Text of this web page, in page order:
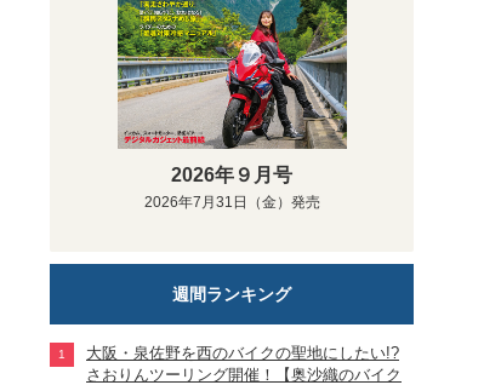
2026年９月号
2026年7月31日（金）発売
週間ランキング
大阪・泉佐野を西のバイクの聖地にしたい!?
さおりんツーリング開催！【奥沙織のバイク